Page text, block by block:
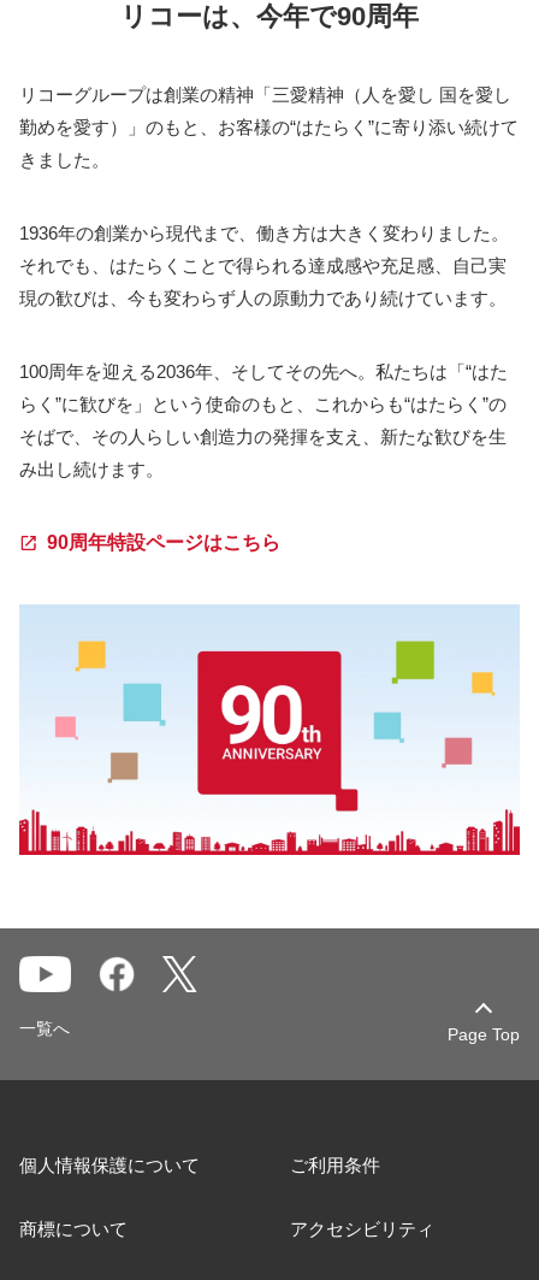
リコーは、今年で90周年
リコーグループは創業の精神「三愛精神（人を愛し 国を愛し
勤めを愛す）」のもと、お客様の“はたらく”に寄り添い続けて
きました。
1936年の創業から現代まで、働き方は大きく変わりました。
それでも、はたらくことで得られる達成感や充足感、自己実
現の歓びは、今も変わらず人の原動力であり続けています。
100周年を迎える2036年、そしてその先へ。私たちは「“はた
らく”に歓びを」という使命のもと、これからも“はたらく”の
そばで、その人らしい創造力の発揮を支え、新たな歓びを生
み出し続けます。
90周年特設ページはこちら
Page Top
一覧へ
個人情報保護について ご利用条件
商標について アクセシビリティ